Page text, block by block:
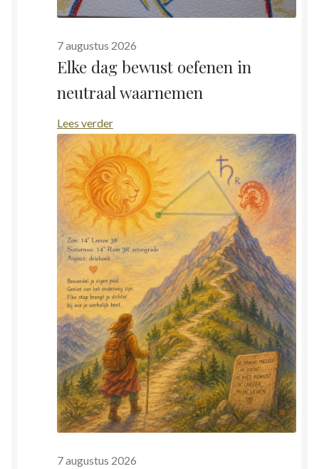
Stress en Burn-out Coaching
Transactionele Analyse
Verbinden en Transformeren met 17 Archeia en hun
Tweelingvlam
Webshop
Wie ben ik
Winkel
Winkelwagen
Zielsgeoriënteerde Jobcoaching
verdienen?
7 augustus 2026
Elke dag bewust oefenen in
neutraal waarnemen
Lees verder:
Elke
dag
bewust
oefenen
in
neutraal
waarnemen
7 augustus 2026